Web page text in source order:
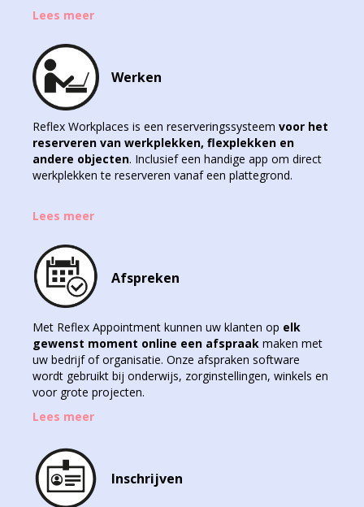
Lees meer
Werken
Reflex Workplaces is een reserveringssysteem voor het
reserveren van werkplekken, flexplekken en
andere objecten. Inclusief een handige app om direct
werkplekken te reserveren vanaf een plattegrond.
Lees meer
Afspreken
Met Reflex Appointment kunnen uw klanten op elk
gewenst moment online een afspraak maken met
uw bedrijf of organisatie. Onze afspraken software
wordt gebruikt bij onderwijs, zorginstellingen, winkels en
voor grote projecten.
Lees meer
Inschrijven